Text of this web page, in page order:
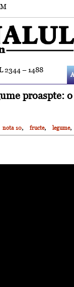
2344 – 1488
proaspte:
nota 10, fructe, legume,